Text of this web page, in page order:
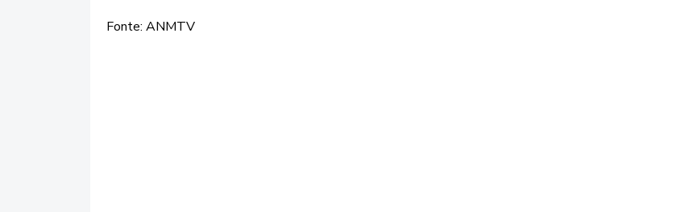
Fonte: ANMTV